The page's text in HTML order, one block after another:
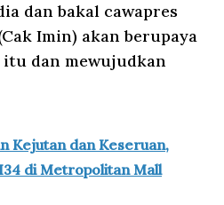
dan bakal cawapres
Imin) akan berupaya
dan mewujudkan
Kejutan dan Keseruan,
di Metropolitan Mall